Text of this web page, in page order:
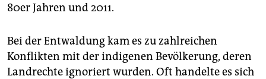
80er Jahren und 2011.
Bei der Entwaldung kam es zu zahlreichen
Konflikten mit der indigenen Bevölkerung, deren
Landrechte ignoriert wurden. Oft handelte es sich